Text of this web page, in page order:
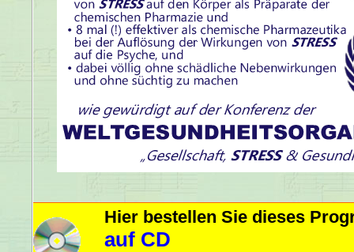
Hier bestellen Sie dieses
auf CD